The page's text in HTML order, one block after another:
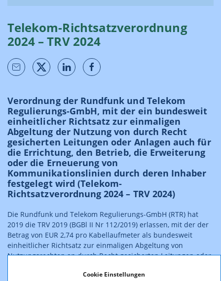
Cookie Einstellungen
Telekom-Richtsatzverordnung
2024 – TRV 2024
Verordnung der Rundfunk und Telekom
Regulierungs-GmbH, mit der ein bundesweit
einheitlicher Richtsatz zur einmaligen
Abgeltung der Nutzung von durch Recht
gesicherten Leitungen oder Anlagen auch für
die Errichtung, den Betrieb, die Erweiterung
oder die Erneuerung von
Kommunikationslinien durch deren Inhaber
festgelegt wird (Telekom-
Richtsatzverordnung 2024 – TRV 2024)
Die Rundfunk und Telekom Regulierungs-GmbH (RTR) hat
2019 die TRV 2019 (BGBl II Nr 112/2019) erlassen, mit der der
Betrag von EUR 2,74 pro Kabellaufmeter als bundesweit
einheitlicher Richtsatz zur einmaligen Abgeltung von
Nutzungsrechten an durch Recht gesicherten Leitungen oder
des 31.07.2024 außer Kraft.